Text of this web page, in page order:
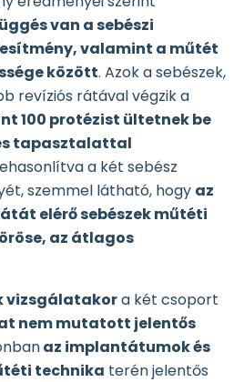
van a sebészi
valamint a műtét
között. Azok a sebészek,
revíziós rátával végzik a
100 protézist ültetnek be
tapasztalattal
a két sebész
szemmel látható, hogy az
elérő sebészek műtéti
az átlagos
vizsgálatakora két csoport
nem mutatott jelentős
az implantátumok és
technika terén jelentős